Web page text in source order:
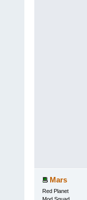
Mars
Red Planet